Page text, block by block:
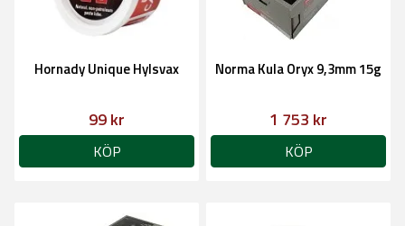
Hornady Unique Hylsvax
99 kr
KÖP
Norma Kula Oryx 9,3mm 15g
1 753 kr
KÖP